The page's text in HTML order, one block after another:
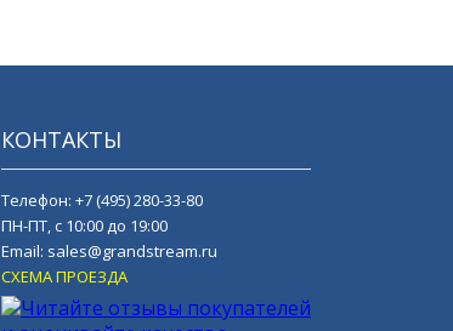
КОНТАКТЫ
Телефон: +7 (495) 280-33-80
ПН-ПТ, с 10:00 до 19:00
Email: sales@grandstream.ru
СХЕМА ПРОЕЗДА